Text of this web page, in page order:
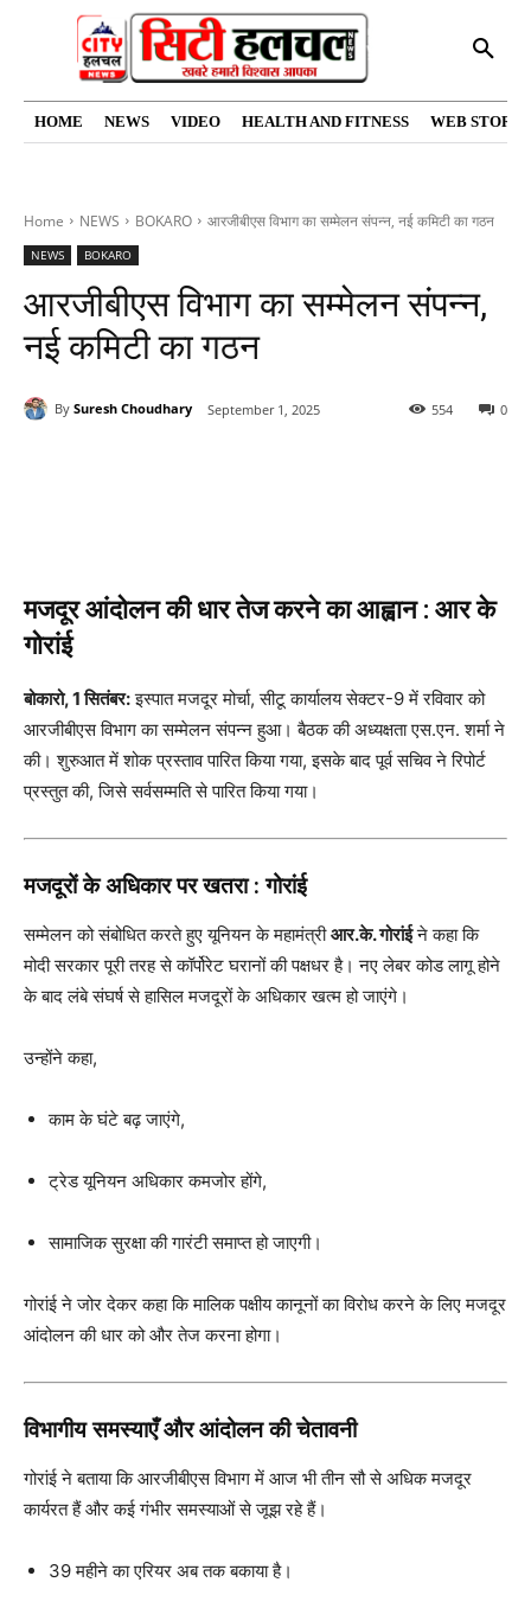
HOME NEWS VIDEO HEALTH AND FITNESS WEB
Home NEWS BOKARO आरजीबीएस विभाग का सम्मेलन संपन्न, नई कमिटी का गठन
NEWS BOKARO
आरजीबीएस विभाग का सम्मेलन संपन्न,
नई कमिटी का गठन
By Suresh Choudhary September 1, 2025 0
554
मजदूर आंदोलन की धार तेज करने का आह्वान : आर के
गोरांई
बोकारो, 1 सितंबर:इस्पात मजदूर मोर्चा, सीटू कार्यालय सेक्टर-9 में रविवार को
आरजीबीएस विभाग का सम्मेलन संपन्न हुआ। बैठक की अध्यक्षता एस.एन. शर्मा ने
की। शुरुआत में शोक प्रस्ताव पारित किया गया, इसके बाद पूर्व सचिव ने रिपोर्ट
प्रस्तुत की, जिसे सर्वसम्मति से पारित किया गया।
मजदूरों के अधिकार पर खतरा : गोरांई
सम्मेलन को संबोधित करते हुए यूनियन के महामंत्रीआर.के. गोरांईने कहा कि
मोदी सरकार पूरी तरह से कॉर्पोरेट घरानों की पक्षधर है। नए लेबर कोड लागू होने
के बाद लंबे संघर्ष से हासिल मजदूरों के अधिकार खत्म हो जाएंगे।
उन्होंने कहा,
काम के घंटे बढ़ जाएंगे,
ट्रेड यूनियन अधिकार कमजोर होंगे,
सामाजिक सुरक्षा की गारंटी समाप्त हो जाएगी।
गोरांई ने जोर देकर कहा कि मालिक पक्षीय कानूनों का विरोध करने के लिए मजदूर
आंदोलन की धार को और तेज करना होगा।
विभागीय समस्याएँ और आंदोलन की चेतावनी
गोरांई ने बताया कि आरजीबीएस विभाग में आज भी तीन सौ से अधिक मजदूर
कार्यरत हैं और कई गंभीर समस्याओं से जूझ रहे हैं।
39 महीने का एरियर अब तक बकाया है।